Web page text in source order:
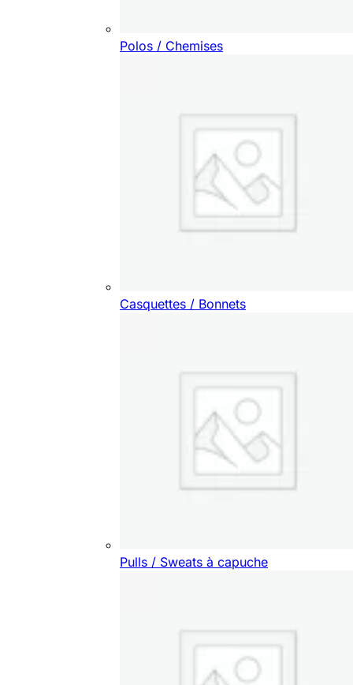
Polos / Chemises
Casquettes / Bonnets
Pulls / Sweats à capuche